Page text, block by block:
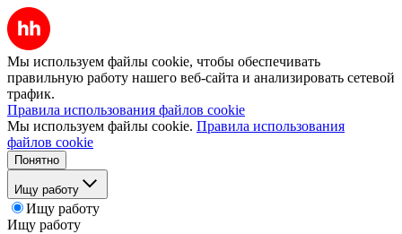
Мы используем файлы cookie, чтобы обеспечивать
правильную работу нашего веб-сайта и анализировать сетевой
трафик.
Правила использования файлов cookie
Мы используем файлы cookie. Правила использования
файлов cookie
Понятно
Ищу работу
Ищу работу
Ищу работу